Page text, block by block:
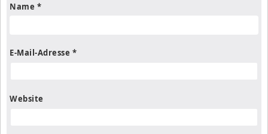
Name *
E-Mail-Adresse *
Website